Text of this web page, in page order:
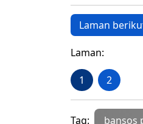
Laman
Laman:
1 2
Tag: bansos